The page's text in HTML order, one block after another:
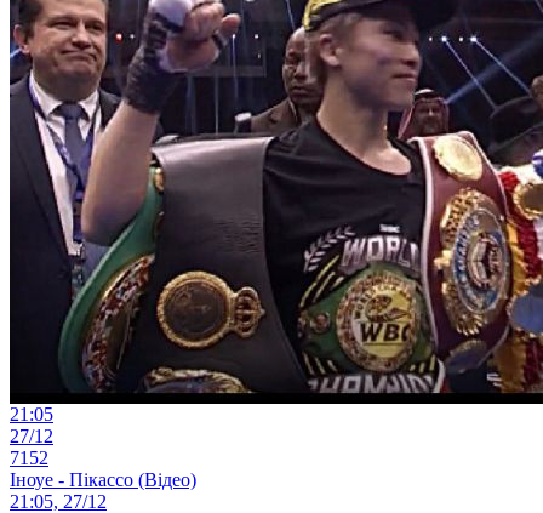
21:05
27/12
7152
Іноуе - Пікассо (Відео)
21:05, 27/12